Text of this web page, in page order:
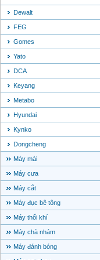
Dewalt
FEG
Gomes
Yato
DCA
Keyang
Metabo
Hyundai
Kynko
Dongcheng
Máy mài
Máy cưa
Máy cắt
Máy đục bê tông
Máy thổi khí
Máy chà nhám
Máy đánh bóng